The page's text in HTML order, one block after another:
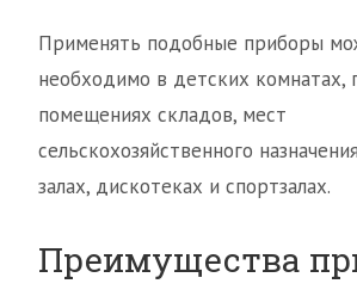
Применять подобные приборы
необходимо в детских комнатах,
помещениях складов, мест
сельскохозяйственного
залах, дискотеках и спортзалах.
Преимущества